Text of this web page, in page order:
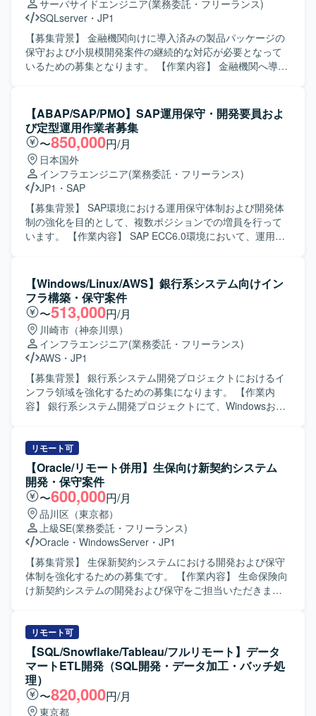
に積極的にチャレンジできる方を求めています。 【ポジシ
ョンの魅力】 複数のクラウドプラットフォーム上でのサー
バー運用や監視運用、デプロイ業務を通じて、インフラ構
築から運用まで一貫した経験を積むことができる環境で
す。大規模なシステム基盤の運用ノウハウやIaCなどの最新
Microsoft SQL Server、JP1、Grafana、CloudWatch、Git、
Terraform、Ansible、PowerShell、GitHub Actionsなどの環
境で業務を行います。
サーバサイドエンジニア(業務委託・フリーランス)
SQLserver ・ JP1
【募集背景】 金融機関向けに導入済みの製品パッケージの
保守および小規模開発案件の継続的な対応が必要となって
いるための募集となります。 【作業内容】 金融機関へ導入
の調査および変更調査の把握を目的とした資料作成、設
計・製造・試験までの一連の工程を担当していただきま
す。また、ユーザーや他システム担当との打合せを通じて
要件や仕様の確認を行っていただきます。 【求める人物
像】 ユーザーや他システム担当と円滑にコミュニケーショ
ンを取りながら業務を進めていただける方を求めていま
す。既存システムの仕様を読み解き、調査結果や設計内容
を分かりやすく説明できる方にマッチするポジションで
す。 【ポジションの魅力】 金融市場系システムに携わりな
がら、パッケージ保守から小規模開発まで一貫した工程を
キルの双方を高めていただけます。 【開発環境】 SQLサー
バやPL/SQL、ストアドプロシジャを用いた開発環境での業
務となります。C#、VBA、Windowsバッチ、
HULFT/DataMagic、FTP、JP1などに触れる機会もござい
ます。
【ABAP/SAP/PMO】SAP運用保守・開発要員およ
び定型運用作業者募集
〜850,000円/月
日本国外
インフラエンジニア(業務委託・フリーランス)
JP1 ・ SAP
【募集背景】 SAP環境における運用保守体制および開発体
制の強化を目的として、複数ポジションでの増員を行って
います。 【作業内容】 SAP ECC6.0環境において、運用保
査・原因分析・改修対応、ならびにカスタマイズ・追加開
発を行います。また、JP1を用いたジョブの操作やジョブネ
ットの設定・変更・改修も実施していただきます。 あわせ
て、マスタ登録や移送作業などのSAP定型運用作業、要員
アサインやリリース手続き、月次書類作成などのPMO的な
定型運用作業もご担当いただきます。 【求める人物像】 担
当領域において自走して調査・障害対応ができる方を求め
ています。複数のチームや関係者と連携しながら業務を進
められるコミュニケーション力をお持ちで、手順に沿った
定型業務と、状況に応じた柔軟な対応の双方に取り組んで
まで、幅広い領域を一貫して経験できるポジションです。
SD／MM／PP／COなど複数モジュールに関わることで、業
務プロセス理解と技術スキルの双方を高めることができま
す。また、運用・開発・PMO業務が並行する環境のため、
キャリアの選択肢を広げる経験を積むことができます。
【開発環境】 SAP ECC6.0を中心とした環境で、ABAPによ
る開発およびJP1を用いたジョブ管理を行います。Office製
品を活用しながら、月次書類作成や各種管理業務も実施し
ていただきます。
【Windows/Linux/AWS】銀行系システム向けイン
フラ構築・保守案件
〜513,000円/月
川崎市（神奈川県）
インフラエンジニア(業務委託・フリーランス)
AWS ・ JP1
【募集背景】 銀行系システム開発プロジェクトにおけるイ
ンフラ領域を強化するための募集になります。 【作業内
容】 銀行系システム開発プロジェクトにて、Windowsおよ
Systemwalker、Symfowareなどのミドルウェアを用いた環
境の構築や運用も行っていただきます。 【求める人物像】
周囲と連携しながら主体的に業務を進めていただける方を
求めています。技術面に加えてコミュニケーション力を発
揮し、プロジェクトメンバーと円滑に情報共有や調整がで
きる方が望ましいです。 【ポジションの魅力】 銀行系シス
テムという大規模かつミッションクリティカルな領域で、
インフラ設計から構築、保守まで一連の工程に関わること
ができます。WindowsやLinuxに加え、AWSや各種ミドルウ
ェアの知見を深めながら、インフラエンジニアとしてのス
キルセットを幅広く強化していただけます。 【開発環境】
リモート可
【Oracle/リモート併用】生保向け新契約システム
開発・保守案件
〜600,000円/月
品川区（東京都）
上級SE(業務委託・フリーランス)
Oracle ・ WindowsServer ・ JP1
【募集背景】 生保新契約システムにおける開発および保守
体制を強化するための募集です。 【作業内容】 生命保険向
け新契約システムの開発および保守をご担当いただきま
だきます。案件リーダーとして要件作成や取り纏め、チー
ム内の担当割りなども行っていただきます。 【求める人物
像】 顧客担当社員とのやり取りを円滑に進められる高いコ
ミュニケーション能力をお持ちの方を求めています。生命
保険業務に対する理解を持ち、主体的に課題を整理しなが
ら周囲と協調してプロジェクトを推進できる方が望ましい
リモート可
【SQL/Snowflake/Tableau/フルリモート】データ
マートETL開発（SQL開発・データ加工・バッチ処
理）
〜820,000円/月
東京都